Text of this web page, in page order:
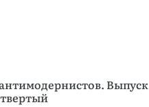
Выпуск